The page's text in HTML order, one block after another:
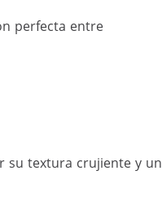
perfecta entre
su textura crujiente y un